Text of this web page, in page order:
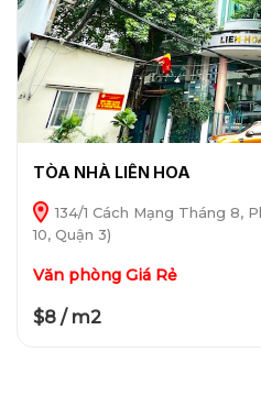
TÒA NHÀ LIÊN HOA
134/1 Cách Mạng Tháng 8,
10, Quận 3)
Văn phòng Giá Rẻ
$8 / m2